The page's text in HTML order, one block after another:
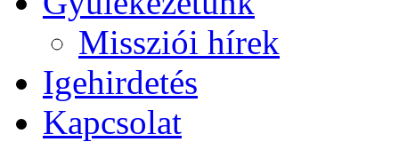
Missziói hírek
Igehirdetés
Kapcsolat